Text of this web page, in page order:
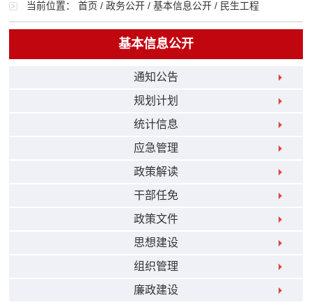
当前位置：首页 /政务公开 /基本信息公开 / 民生工程
基本信息公开
通知公告
规划计划
统计信息
应急管理
政策解读
干部任免
政策文件
思想建设
组织管理
廉政建设